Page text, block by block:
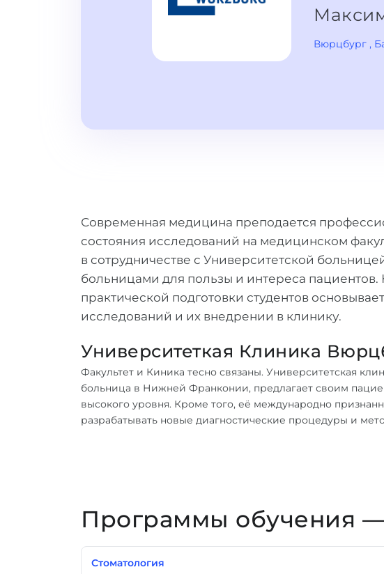
Вюрцбург ,
Современная медицина преподается
состояния исследований на медицинском
в сотрудничестве с Университетской
больницами для пользы и интереса пациентов.
практической подготовки студентов
исследований и их внедрении в клинику.
Университеткая Клиника
Факультет и Киника тесно связаны. Университетская
больница в Нижней Франконии, предлагает своим
высокого уровня. Кроме того, её международно
разрабатывать новые диагностические процедуры и
Программы обучения
Стоматология